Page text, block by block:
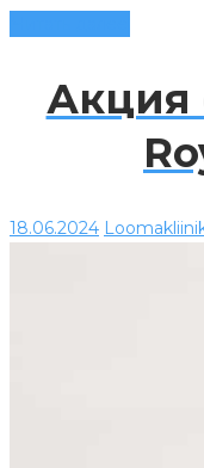
Акция
18.06.2024